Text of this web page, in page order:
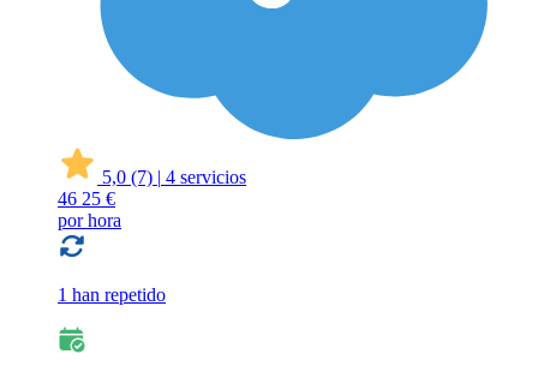
5,0 (7) | 4 servicios
46 25 €
por hora
1 han repetido